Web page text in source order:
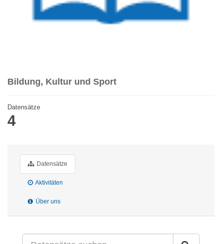
Bildung, Kultur und Sport
Datensätze
4
Datensätze
Aktivitäten
Über uns